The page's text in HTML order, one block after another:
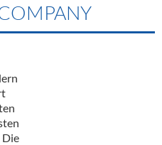
Großhandel
Bierzapfens
Die